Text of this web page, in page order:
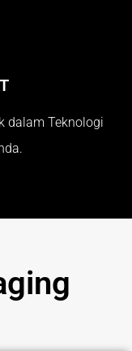
dalam Teknologi